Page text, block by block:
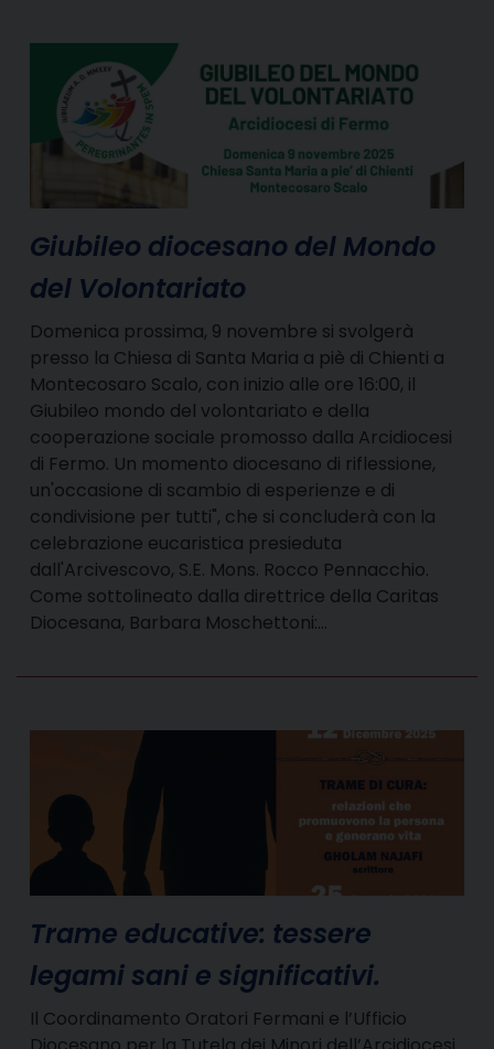
Giubileo diocesano del Mondo
del Volontariato
Domenica prossima, 9 novembre si svolgerà
presso la Chiesa di Santa Maria a piè di Chienti a
Montecosaro Scalo, con inizio alle ore 16:00, il
Giubileo mondo del volontariato e della
cooperazione sociale promosso dalla Arcidiocesi
di Fermo. Un momento diocesano di riflessione,
un'occasione di scambio di esperienze e di
condivisione per tutti", che si concluderà con la
celebrazione eucaristica presieduta
dall'Arcivescovo, S.E. Mons. Rocco Pennacchio.
Come sottolineato dalla direttrice della Caritas
Diocesana, Barbara Moschettoni:…
Trame educative: tessere
legami sani e significativi.
Il Coordinamento Oratori Fermani e l’Ufficio